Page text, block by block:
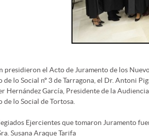
presidieron el Acto de Juramento de los
de lo Social nº 3 de Tarragona, el Dr. Antoni
Hernández García, Presidente de la
de lo Social de Tortosa.
Ejercientes que tomaron Juramento
Susana Araque Tarifa